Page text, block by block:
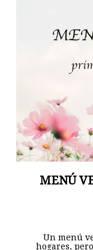
MENÚ
Un menú
hogares,